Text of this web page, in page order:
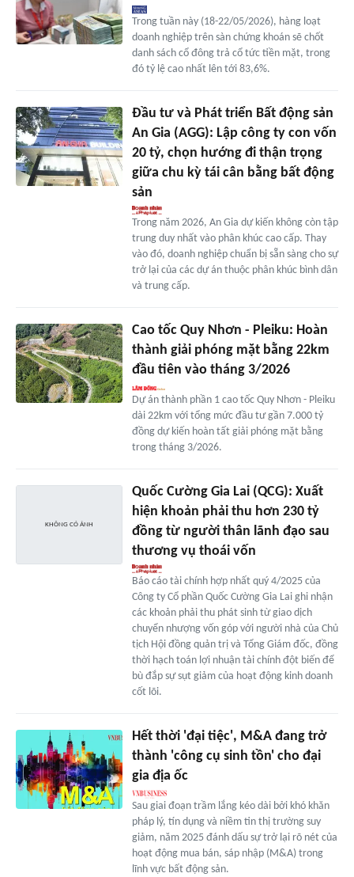
Trong tuần này (18-22/05/2026), hàng loạt
doanh nghiệp trên sàn chứng khoán sẽ chốt
danh sách cổ đông trả cổ tức tiền mặt, trong
đó tỷ lệ cao nhất lên tới 83,6%.
Đầu tư và Phát triển Bất động sản
An Gia (AGG): Lập công ty con vốn
20 tỷ, chọn hướng đi thận trọng
giữa chu kỳ tái cân bằng bất động
sản
Trong năm 2026, An Gia dự kiến không còn tập
trung duy nhất vào phân khúc cao cấp. Thay
vào đó, doanh nghiệp chuẩn bị sẵn sàng cho sự
trở lại của các dự án thuộc phân khúc bình dân
và trung cấp.
Cao tốc Quy Nhơn - Pleiku: Hoàn
thành giải phóng mặt bằng 22km
đầu tiên vào tháng 3/2026
Dự án thành phần 1 cao tốc Quy Nhơn - Pleiku
dài 22km với tổng mức đầu tư gần 7.000 tỷ
đồng dự kiến hoàn tất giải phóng mặt bằng
trong tháng 3/2026.
Quốc Cường Gia Lai (QCG): Xuất
hiện khoản phải thu hơn 230 tỷ
đồng từ người thân lãnh đạo sau
thương vụ thoái vốn
Báo cáo tài chính hợp nhất quý 4/2025 của
Công ty Cổ phần Quốc Cường Gia Lai ghi nhận
các khoản phải thu phát sinh từ giao dịch
chuyển nhượng vốn góp với người nhà của Chủ
tịch Hội đồng quản trị và Tổng Giám đốc, đồng
thời hạch toán lợi nhuận tài chính đột biến để
bù đắp sự sụt giảm của hoạt động kinh doanh
cốt lõi.
Hết thời 'đại tiệc', M&A đang trở
thành 'công cụ sinh tồn' cho đại
gia địa ốc
Sau giai đoạn trầm lắng kéo dài bởi khó khăn
pháp lý, tín dụng và niềm tin thị trường suy
giảm, năm 2025 đánh dấu sự trở lại rõ nét của
hoạt động mua bán, sáp nhập (M&A) trong
lĩnh vực bất động sản.